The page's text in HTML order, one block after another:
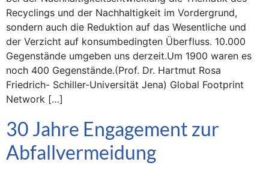
Recyclings und der Nachhaltigkeit im Vordergrund,
sondern auch die Reduktion auf das Wesentliche und
der Verzicht auf konsumbedingten Überfluss. 10.000
Gegenstände umgeben uns derzeit.Um 1900 waren es
noch 400 Gegenstände.(Prof. Dr. Hartmut Rosa
Friedrich- Schiller-Universität Jena) Global Footprint
Network […]
30 Jahre Engagement zur
Abfallvermeidung